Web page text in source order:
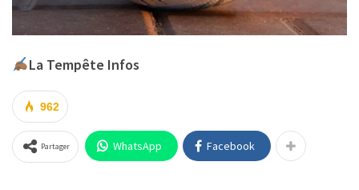
La Tempête Infos
962
Partager WhatsApp Facebook